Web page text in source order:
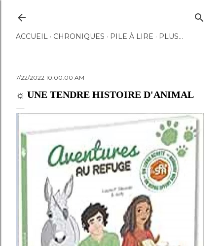
ACCUEIL CHRONIQUES PILE À LIRE PLUS…
7/22/2022 10:00:00 AM
☼ UNE TENDRE HISTOIRE D'ANIMAL